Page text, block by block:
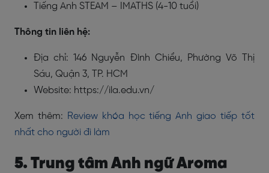
Tiếng Anh STEAM – IMATHS (4-10 tuổi)
Thông tin liên hệ:
Địa chỉ: 146 Nguyễn Đình Chiểu, Phường Võ Thị
Sáu, Quận 3, TP. HCM
Website: https://ila.edu.vn/
Xem thêm: Review khóa học tiếng Anh giao tiếp tốt
nhất cho người đi làm
5. Trung tâm Anh ngữ Aroma